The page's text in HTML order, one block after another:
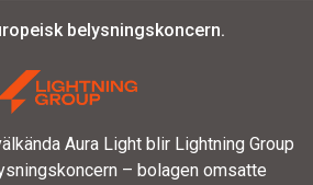
belysningskoncern.
Aura Light blir Lightning Group
– bolagen omsatte